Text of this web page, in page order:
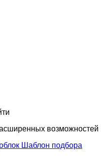
возможностей
Шаблон подбора